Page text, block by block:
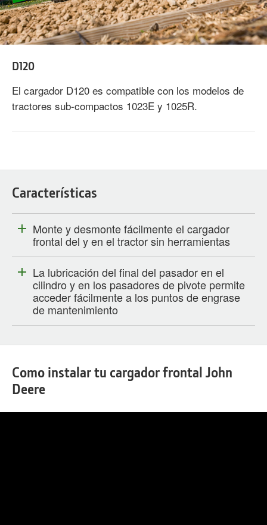
D120
El cargador D120 es compatible con los modelos de
tractores sub-compactos 1023E y 1025R.
Características
Monte y desmonte fácilmente el cargador
frontal del y en el tractor sin herramientas
La lubricación del final del pasador en el
cilindro y en los pasadores de pivote permite
acceder fácilmente a los puntos de engrase
de mantenimiento
Como instalar tu cargador frontal John
Deere